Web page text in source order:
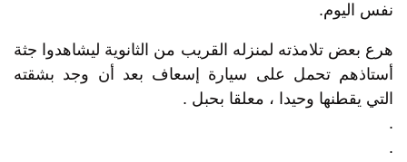
نفس اليوم.
هرع بعض تلامذته لمنزله القريب من الثانوية ليشاهدوا جثة
أستاذهم تحمل على سيارة إسعاف بعد أن وجد بشقته
التي يقطنها وحيدا ، معلقا بحبل .
.
.